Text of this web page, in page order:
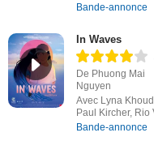
Bande-annonce
In Waves
De Phuong Mai
Nguyen
Avec Lyna
Paul Kircher, Rio
Bande-annonce